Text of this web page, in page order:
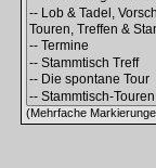
(Mehrfache